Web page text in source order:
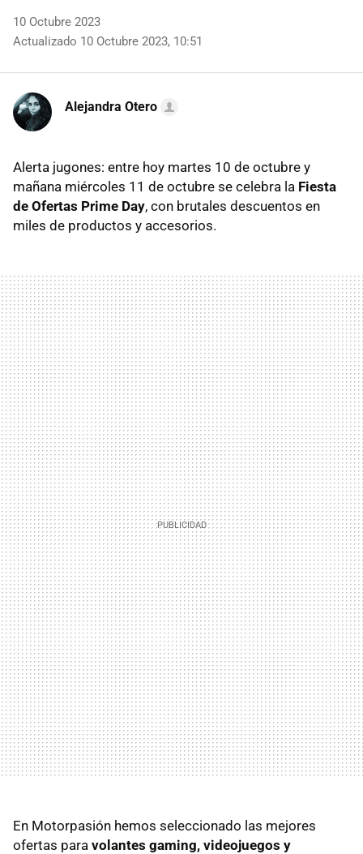
10 Octubre 2023
Actualizado 10 Octubre 2023, 10:51
Alejandra Otero
Alerta jugones: entre hoy martes 10 de octubre y
mañana miércoles 11 de octubre se celebra la Fiesta
de Ofertas Prime Day, con brutales descuentos en
miles de productos y accesorios.
En Motorpasión hemos seleccionado las mejores
ofertas para volantes gaming, videojuegos y